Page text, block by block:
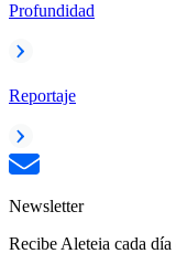
Profundidad
Reportaje
Newsletter
Recibe Aleteia cada